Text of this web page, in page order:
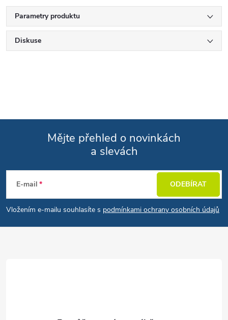
Parametry produktu
Diskuse
Mějte přehled o novinkách
a slevách
E-mail
Vložením e-mailu souhlasíte s podmínkami ochrany osobních údajů
ODEBÍRAT